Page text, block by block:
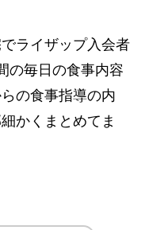
ライザップ入会者
の毎日の食事内容
の食事指導の内
かくまとめてま